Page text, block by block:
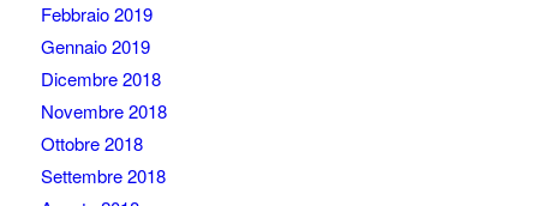
Febbraio 2019
Gennaio 2019
Dicembre 2018
Novembre 2018
Ottobre 2018
Settembre 2018